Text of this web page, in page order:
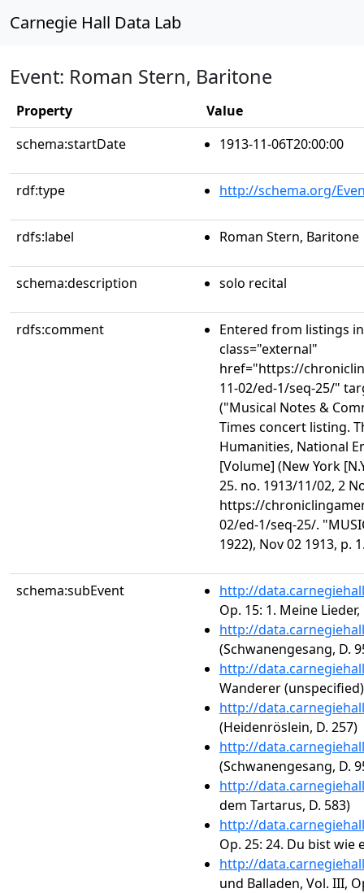
Carnegie Hall Data Lab
Event: Roman Stern, Baritone
Property
Value
schema:startDate
1913-11-06T20:00:00
rdf:type http://schema.org/
rdfs:label Roman Stern, Baritone
schema:description solo recital
rdfs:comment
Entered from listings
class="external"
href="https://
11-02/ed-1/seq-25/"
("Musical Notes &
Times concert listing.
Humanities, National
[Volume] (New York
25. no. 1913/11/02, 2
https://
02/ed-1/seq-25/.
1922), Nov 02 1913, p.
schema:subEvent
http://
Op. 15: 1. Meine
http://
(Schwanengesang, D.
http://
Wanderer
http://
(Heidenröslein, D. 257)
http://
(Schwanengesang, D.
http://
dem Tartarus, D. 583)
http://
Op. 25: 24. Du bist wie
http://
und Balladen, Vol. III,